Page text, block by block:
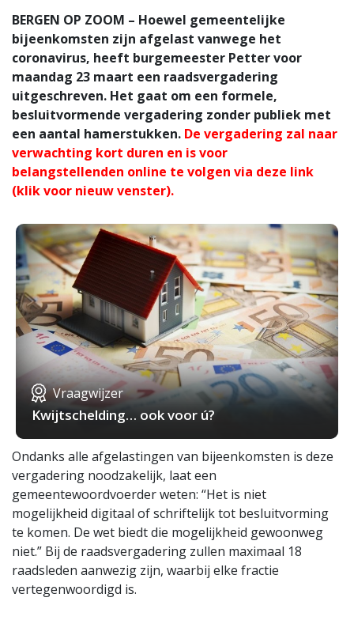
BERGEN OP ZOOM – Hoewel gemeentelijke
bijeenkomsten zijn afgelast vanwege het
coronavirus, heeft burgemeester Petter voor
maandag 23 maart een raadsvergadering
uitgeschreven. Het gaat om een formele,
besluitvormende vergadering zonder publiek met
een aantal hamerstukken. De vergadering zal naar
verwachting kort duren en is voor
belangstellenden online te volgen via deze link
(klik voor nieuw venster).
Vraagwijzer
Kwijtschelding… ook voor ú?
Ondanks alle afgelastingen van bijeenkomsten is deze
vergadering noodzakelijk, laat een
gemeentewoordvoerder weten: “Het is niet
mogelijkheid digitaal of schriftelijk tot besluitvorming
te komen. De wet biedt die mogelijkheid gewoonweg
niet.” Bij de raadsvergadering zullen maximaal 18
raadsleden aanwezig zijn, waarbij elke fractie
vertegenwoordigd is.